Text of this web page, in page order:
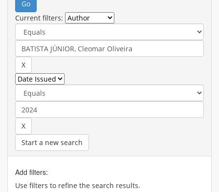
Current filters:
Start a new search
Add filters:
Use filters to refine the search results.